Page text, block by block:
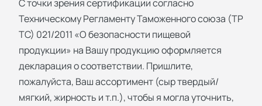
С точки зрения сертификации согласно
Техническому Регламенту Таможенного союза (ТР
ТС) 021/2011 «О безопасности пищевой
продукции» на Вашу продукцию оформляется
декларация о соответствии. Пришлите,
пожалуйста, Ваш ассортимент (сыр твердый/
мягкий, жирность и т.п.), чтобы я могла уточнить,